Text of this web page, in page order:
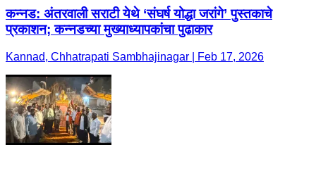
कन्नड: अंतरवाली सराटी येथे ‘संघर्ष योद्धा जरांगे’ पुस्तकाचे
प्रकाशन; कन्नडच्या मुख्याध्यापकांचा पुढाकार
Kannad, Chhatrapati Sambhajinagar | Feb 17, 2026